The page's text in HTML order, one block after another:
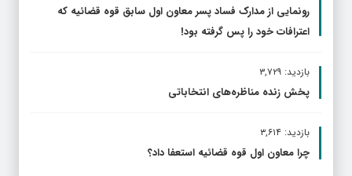
رونمایی از مدارک فساد پسر معاون اول سابق قوه قضائیه که
اعترافات خود را پس گرفته بود!
بازدید: ۳,۷۲۹
پخش زنده مناظره‌های انتخاباتی
بازدید: ۳,۶۱۴
چرا معاون اول قوه قضائیه استعفا داد؟